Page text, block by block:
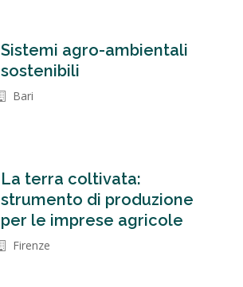
Sistemi agro-ambientali
sostenibili
Bari
La terra coltivata:
strumento di produzione
per le imprese agricole
Firenze